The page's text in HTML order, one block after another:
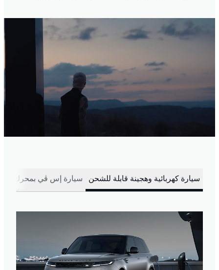
سيارة كهربائية وهجينة قابلة للشحن سيارة إس ڤي بمحرك